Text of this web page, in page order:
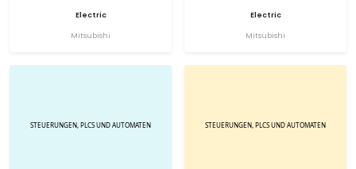
Electric
Mitsubishi
Electric
Mitsubishi